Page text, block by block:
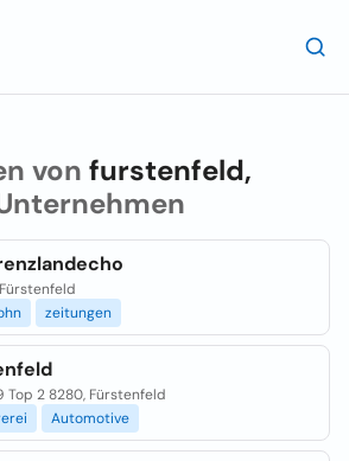
von furstenfeld,
zeitungen
Top 2 8280, Fürstenfeld
Automotive